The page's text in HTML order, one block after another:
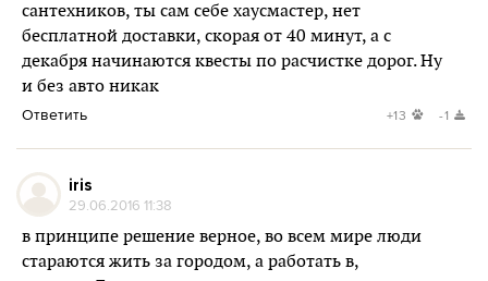
сантехников, ты сам себе хаусмастер, нет
бесплатной доставки, скорая от 40 минут, а с
декабря начинаются квесты по расчистке дорог. Ну
и без авто никак
Ответить +13 -1
iris
29.06.2016 11:38
в принципе решение верное, во всем мире люди
стараются жить за городом, а работать в,